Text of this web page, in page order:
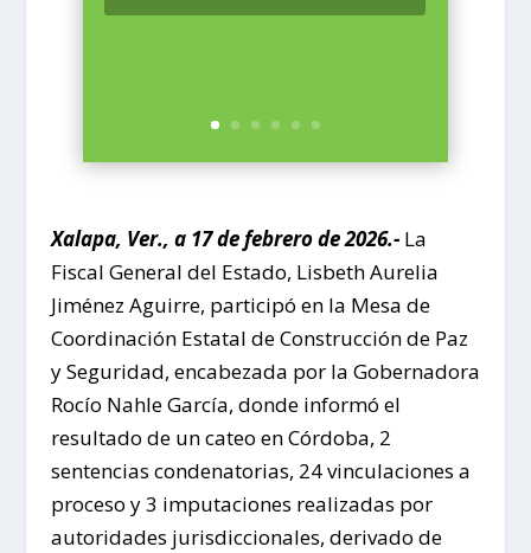
Xalapa, Ver., a 17 de febrero de 2026.-La
Fiscal General del Estado, Lisbeth Aurelia
Jiménez Aguirre, participó en la Mesa de
Coordinación Estatal de Construcción de Paz
y Seguridad, encabezada por la Gobernadora
Rocío Nahle García, donde informó el
resultado de un cateo en Córdoba, 2
sentencias condenatorias, 24 vinculaciones a
proceso y 3 imputaciones realizadas por
autoridades jurisdiccionales, derivado de